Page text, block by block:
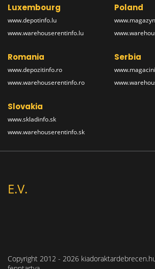
Luxembourg
www.depotinfo.lu
www.warehouserentinfo.lu
Poland
Romania
www.depozitinfo.ro
www.warehouserentinfo.ro
Serbia
Slovakia
www.skladinfo.sk
www.warehouserentinfo.sk
E.V.
Copyright 2012 - 2026